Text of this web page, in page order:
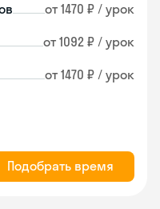
от 1470 ₽ / урок
от 1092 ₽ / урок
от 1470 ₽ / урок
Подобрать время